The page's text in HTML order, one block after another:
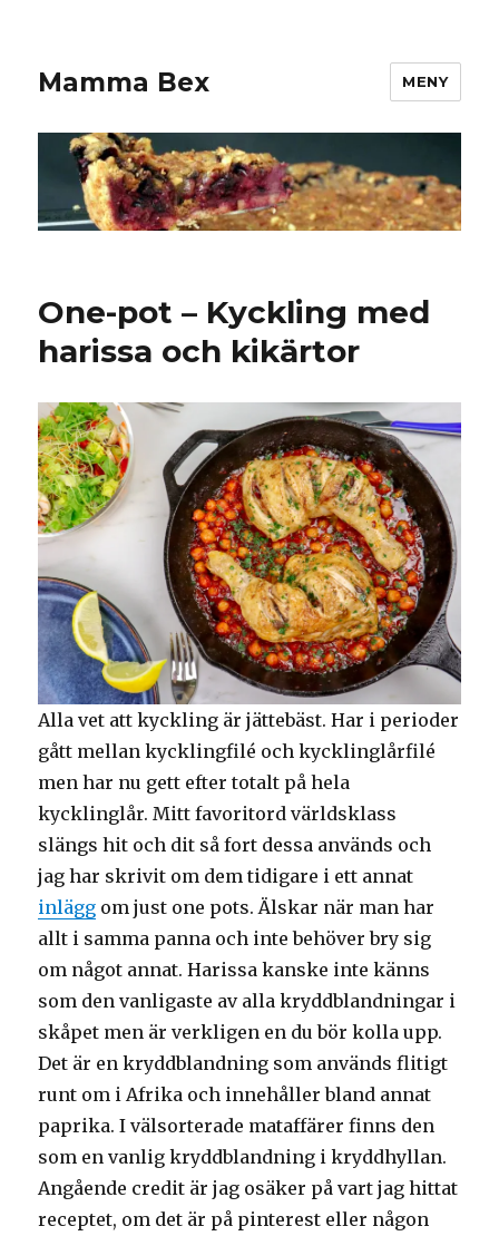
Mamma Bex MENY
One-pot – Kyckling med
harissa och kikärtor
Alla vet att kyckling är jättebäst. Har i perioder
gått mellan kycklingfilé och kycklinglårfilé
men har nu gett efter totalt på hela
kycklinglår. Mitt favoritord världsklass
slängs hit och dit så fort dessa används och
jag har skrivit om dem tidigare i ett annat
inlägg om just one pots. Älskar när man har
allt i samma panna och inte behöver bry sig
om något annat. Harissa kanske inte känns
som den vanligaste av alla kryddblandningar i
skåpet men är verkligen en du bör kolla upp.
Det är en kryddblandning som används flitigt
runt om i Afrika och innehåller bland annat
paprika. I välsorterade mataffärer finns den
som en vanlig kryddblandning i kryddhyllan.
Angående credit är jag osäker på vart jag hittat
receptet, om det är på pinterest eller någon